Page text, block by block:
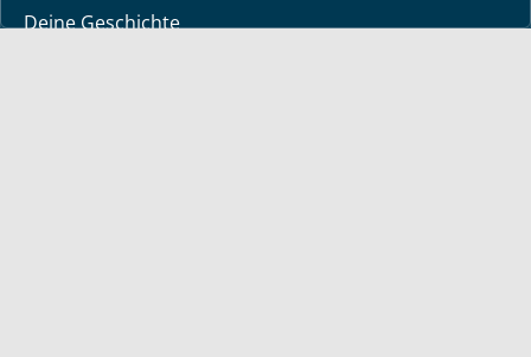
Deine Geschichte